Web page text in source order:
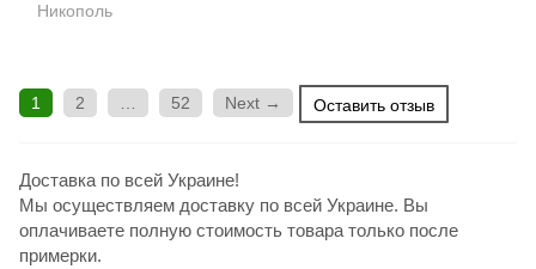
Никополь
1 2 52 Next → Оставить отзыв
Доставка по всей Украине!
Мы осуществляем доставку по всей Украине. Вы
оплачиваете полную стоимость товара только после
примерки.